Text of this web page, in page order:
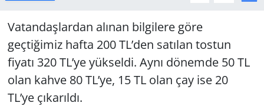
Vatandaşlardan alınan bilgilere göre
geçtiğimiz hafta 200 TL’den satılan tostun
fiyatı 320 TL’ye yükseldi. Aynı dönemde 50 TL
olan kahve 80 TL’ye, 15 TL olan çay ise 20
TL’ye çıkarıldı.